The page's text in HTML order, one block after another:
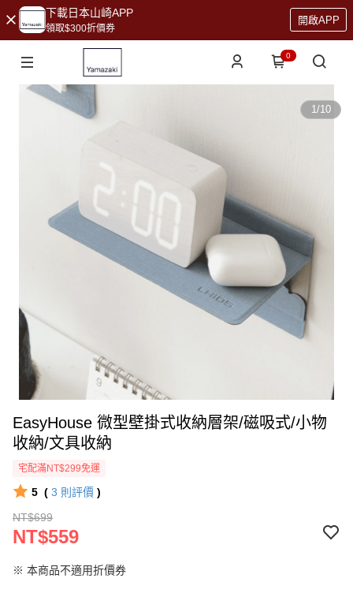
下載日本山崎APP
領取$300折價券
開啟APP
0
1/10
EasyHouse 微型壁掛式收納層架/磁吸式/小物
收納/文具收納
宅配滿NT$299免運
5 ( 3 則評價 )
NT$699
NT$559
※ 本商品不適用折價券